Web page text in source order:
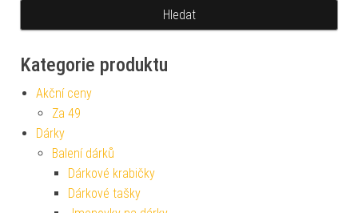
Kategorie produktu
Akční ceny
Za 49
Dárky
Balení dárků
Dárkové krabičky
Dárkové tašky